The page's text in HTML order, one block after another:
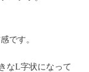
です。
なL字状になって